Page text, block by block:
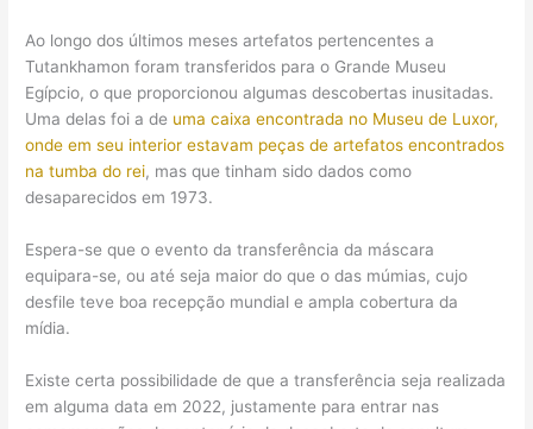
Ao longo dos últimos meses artefatos pertencentes a
Tutankhamon foram transferidos para o Grande Museu
Egípcio, o que proporcionou algumas descobertas inusitadas.
Uma delas foi a de uma caixa encontrada no Museu de Luxor,
onde em seu interior estavam peças de artefatos encontrados
na tumba do rei, mas que tinham sido dados como
desaparecidos em 1973.
Espera-se que o evento da transferência da máscara
equipara-se, ou até seja maior do que o das múmias, cujo
desfile teve boa recepção mundial e ampla cobertura da
mídia.
Existe certa possibilidade de que a transferência seja realizada
em alguma data em 2022, justamente para entrar nas